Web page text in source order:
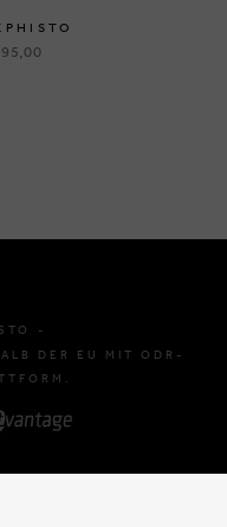
-
DER EU MIT ODR-